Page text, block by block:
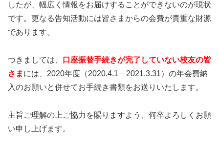
したが、幅広く情報をお届けすることができないのが現状
です。更なる告知活動には皆さまからの会費が貴重な財源
であります。
つきましては、
口座振替手続きが完了していない校友の皆
さま には、2020年度（2020.4.1－2021.3.31）の年会費納
入のお願いと併せてお手続き書類をお送りいたします。
主旨ご理解の上ご協力を賜りますよう、何卒よろしくお願
い申し上げます。